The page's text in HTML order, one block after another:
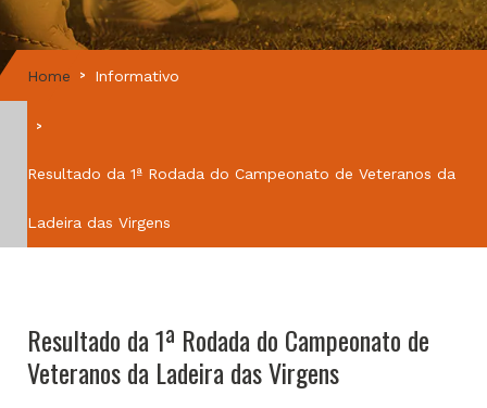
Home Informativo
Resultado da 1ª Rodada do Campeonato de Veteranos da
Ladeira das Virgens
Resultado da 1ª Rodada do Campeonato de
Veteranos da Ladeira das Virgens